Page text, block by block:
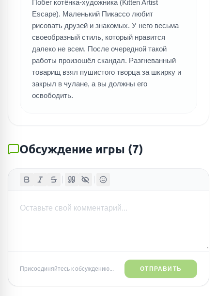
Побег котёнка-художника (Kitten Artist
Escape). Маленький Пикассо любит
рисовать друзей и знакомых. У него весьма
своеобразный стиль, который нравится
далеко не всем. После очередной такой
работы произошёл скандал. Разгневанный
товарищ взял пушистого творца за шкирку и
закрыл в чулане, а вы должны его
освободить.
Обсуждение игры (7)
Присоединяйтесь к обсуждению... ОТПРАВИТЬ